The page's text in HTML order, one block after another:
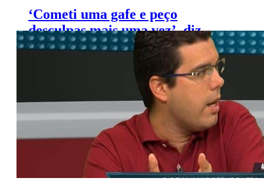
‘Cometi uma gafe e peço
desculpas mais uma vez’, diz
André Rizek